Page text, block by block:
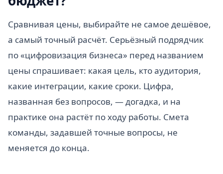
Сравнивая цены, выбирайте не самое дешёвое,
а самый точный расчёт. Серьёзный подрядчик
по «цифровизация бизнеса» перед названием
цены спрашивает: какая цель, кто аудитория,
какие интеграции, какие сроки. Цифра,
названная без вопросов, — догадка, и на
практике она растёт по ходу работы. Смета
команды, задавшей точные вопросы, не
меняется до конца.